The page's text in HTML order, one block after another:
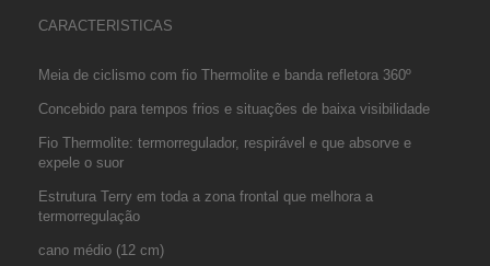
CARACTERISTICAS
Meia de ciclismo com fio Thermolite e banda refletora 360º
Concebido para tempos frios e situações de baixa visibilidade
Fio Thermolite: termorregulador, respirável e que absorve e
expele o suor
Estrutura Terry em toda a zona frontal que melhora a
termorregulação
cano médio (12 cm)